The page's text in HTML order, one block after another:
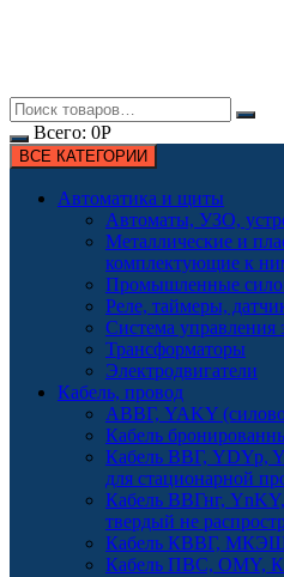
Всего: 0Р
ВСЕ КАТЕГОРИИ
Автоматика и щиты
Автоматы, УЗО,
Металлические и
комплектующие к
Промышленные
Реле, таймеры,
Система управления
Трансформаторы
Электродвигатели
Кабель, провод
АВВГ, YAKY
Кабель
Кабель ВВГ, YDYp,
для стационарной
Кабель ВВГнг,
твердый не
Кабель КВВГ,
Кабель ПВС, OMY,